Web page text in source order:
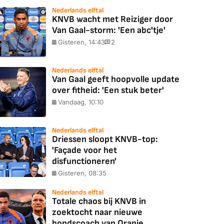
Nederlands elftal
KNVB wacht met Reiziger door
Van Gaal-storm: 'Een abc'tje'
Gisteren, 14:43 2
Nederlands elftal
Van Gaal geeft hoopvolle update
over fitheid: 'Een stuk beter'
Vandaag, 10:10
Nederlands elftal
Driessen sloopt KNVB-top:
'Façade voor het
disfunctioneren'
Gisteren, 08:35
Nederlands elftal
Totale chaos bij KNVB in
zoektocht naar nieuwe